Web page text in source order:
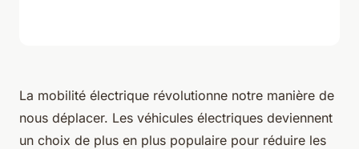
La mobilité électrique révolutionne notre manière de
nous déplacer. Les véhicules électriques deviennent
un choix de plus en plus populaire pour réduire les